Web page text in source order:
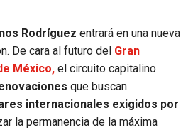
Rodríguez entrará en una nueva
De cara al futuro del Gran
México, el circuito capitalino
que buscan
internacionales exigidos por
la permanencia de la máxima